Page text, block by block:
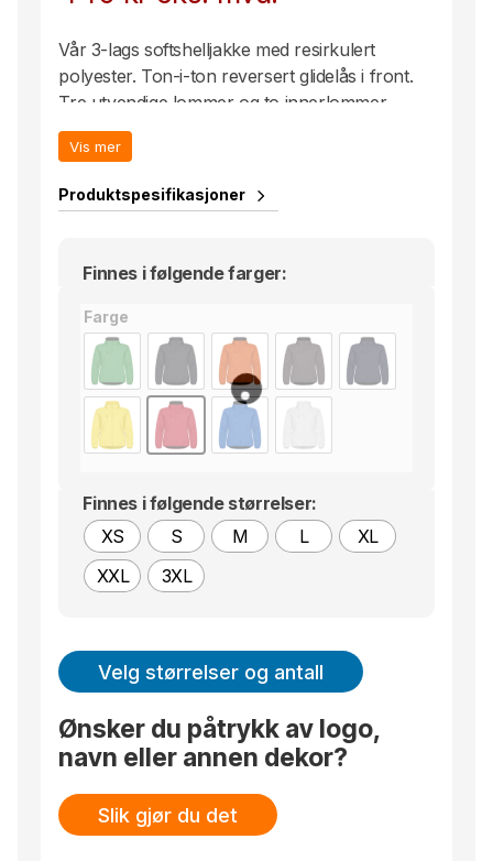
Vår 3-lags softshelljakke med resirkulert
polyester. Ton-i-ton reversert glidelås i front.
Tre utvendige lommer og to innerlommer.
Elastisk teip i nederkant og på
ermeavslutningene. WP 6000 / MVP 1000
Vis mer
Produktspesifikasjoner
Finnes i følgende farger:
Farge
Finnes i følgende størrelser:
XS
S M L
XL
XXL
3XL
Velg størrelser og antall
Ønsker du påtrykk av logo,
navn eller annen dekor?
Slik gjør du det